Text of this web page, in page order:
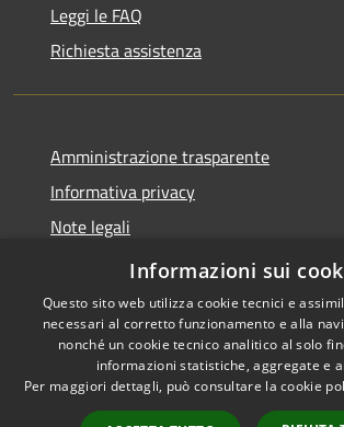
Leggi le FAQ
Richiesta assistenza
Amministrazione trasparente
Informativa privacy
Note legali
Dichiarazione di accessibilità
Accessibilità
Copyright
Informazioni sui
Questo sito web utilizza cookie tecnici e
necessari al corretto funzionamento e alla
nonché un cookie tecnico analitico al solo
informazioni statistiche, aggregate e
Per maggiori dettagli, può consultare la cookie